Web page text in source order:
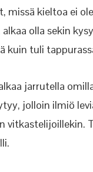
kieltoa ei
olla sekin
kuin tuli
jarrutella
jolloin ilmiö
vitkastelijoillekin.